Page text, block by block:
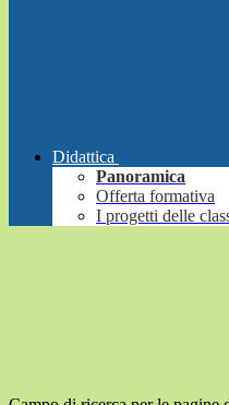
Didattica
Panoramica
Offerta formativa
I progetti delle